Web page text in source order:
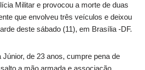
Militar e provocou a morte de duas
que envolveu três veículos e deixou
deste sábado (11), em Brasília -DF.
de 23 anos, cumpre pena de